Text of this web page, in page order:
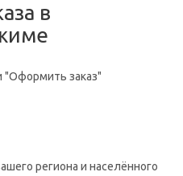
в
"Оформить заказ"
региона и населённого